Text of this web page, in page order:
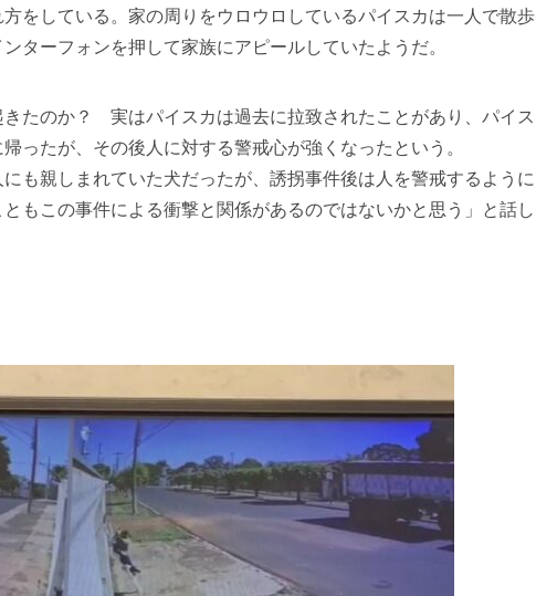
をしている。家の周りをウロウロしているパイスカは一人で散歩
ターフォンを押して家族にアピールしていたようだ。
たのか？ 実はパイスカは過去に拉致されたことがあり、パイス
ったが、その後人に対する警戒心が強くなったという。
も親しまれていた犬だったが、誘拐事件後は人を警戒するように
もこの事件による衝撃と関係があるのではないかと思う」と話し